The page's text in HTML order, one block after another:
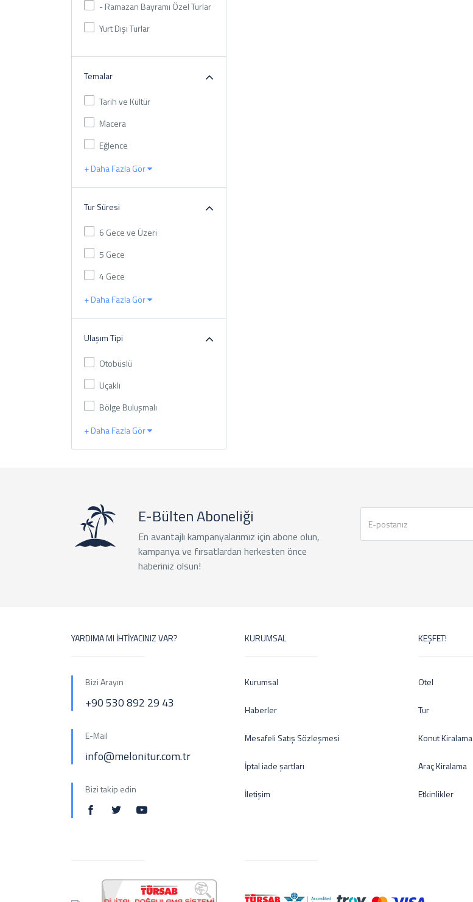
- Ramazan Bayramı Özel Turlar
Yurt Dışı Turlar
Temalar
Tarih ve Kültür
Macera
Eğlence
+ Daha Fazla Gör
Tur Süresi
6 Gece ve Üzeri
5 Gece
4 Gece
+ Daha Fazla Gör
Ulaşım Tipi
Otobüslü
Uçaklı
Bölge Buluşmalı
+ Daha Fazla Gör
E-Bülten Aboneliği
En avantajlı kampanyalarımız için abone olun,
kampanya ve fırsatlardan herkesten önce
haberiniz olsun!
YARDIMA MI İHTİYACINIZ VAR?
Bizi Arayın
+90 530 892 29 43
E-Mail
info@melonitur.com.tr
Bizi takip edin
KURUMSAL
Kurumsal
Haberler
Mesafeli Satış Sözleşmesi
İptal iade şartları
İletişim
KEŞFET!
Otel
Tur
Konut Kiralama
Araç Kiralama
Etkinlikler